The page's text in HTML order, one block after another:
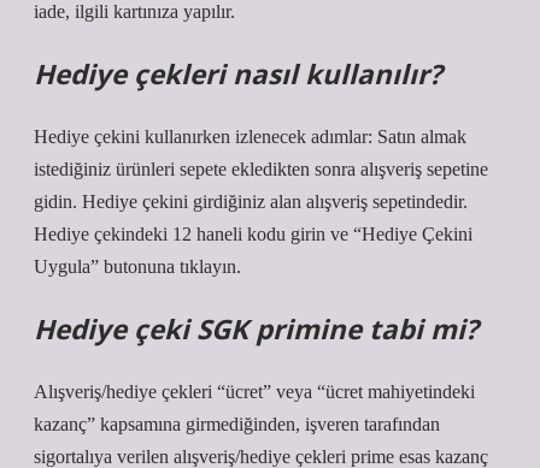
iade, ilgili kartınıza yapılır.
Hediye çekleri nasıl kullanılır?
Hediye çekini kullanırken izlenecek adımlar: Satın almak
istediğiniz ürünleri sepete ekledikten sonra alışveriş sepetine
gidin. Hediye çekini girdiğiniz alan alışveriş sepetindedir.
Hediye çekindeki 12 haneli kodu girin ve “Hediye Çekini
Uygula” butonuna tıklayın.
Hediye çeki SGK primine tabi mi?
Alışveriş/hediye çekleri “ücret” veya “ücret mahiyetindeki
kazanç” kapsamına girmediğinden, işveren tarafından
sigortalıya verilen alışveriş/hediye çekleri prime esas kazanç